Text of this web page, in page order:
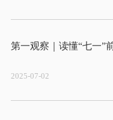
2025-07-02